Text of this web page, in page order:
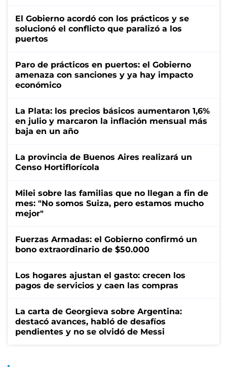
El Gobierno acordó con los prácticos y se
solucionó el conflicto que paralizó a los
puertos
Paro de prácticos en puertos: el Gobierno
amenaza con sanciones y ya hay impacto
económico
La Plata: los precios básicos aumentaron 1,6%
en julio y marcaron la inflación mensual más
baja en un año
La provincia de Buenos Aires realizará un
Censo Hortiflorícola
Milei sobre las familias que no llegan a fin de
mes: "No somos Suiza, pero estamos mucho
mejor"
Fuerzas Armadas: el Gobierno confirmó un
bono extraordinario de $50.000
Los hogares ajustan el gasto: crecen los
pagos de servicios y caen las compras
La carta de Georgieva sobre Argentina:
destacó avances, habló de desafíos
pendientes y no se olvidó de Messi